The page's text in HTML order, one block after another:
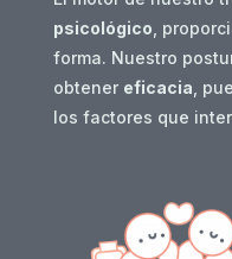
psicológico ,
forma. Nuestro
obtener eficacia ,
los factores que